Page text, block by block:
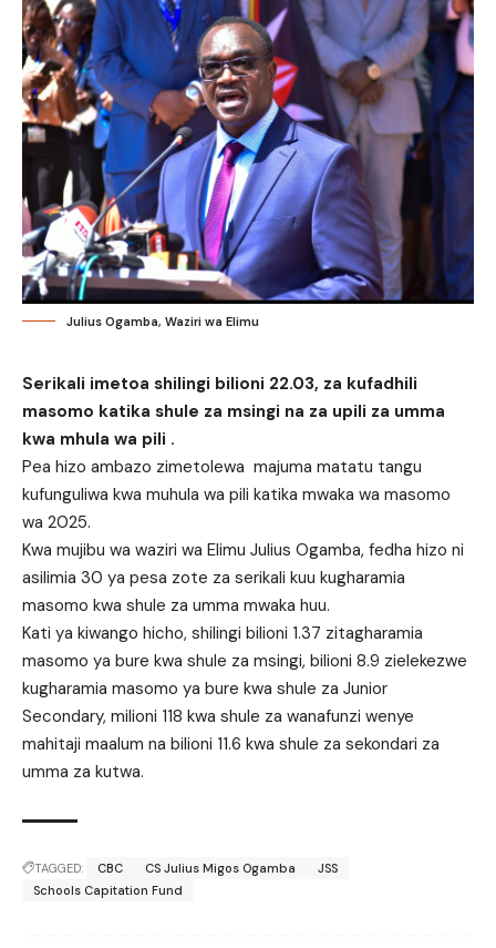
Julius Ogamba, Waziri wa Elimu
Serikali imetoa shilingi bilioni 22.03, za kufadhili
masomo katika shule za msingi na za upili za umma
kwa mhula wa pili .
Pea hizo ambazo zimetolewa majuma matatu tangu
kufunguliwa kwa muhula wa pili katika mwaka wa masomo
wa 2025.
Kwa mujibu wa waziri wa Elimu Julius Ogamba, fedha hizo ni
asilimia 30 ya pesa zote za serikali kuu kugharamia
masomo kwa shule za umma mwaka huu.
Kati ya kiwango hicho, shilingi bilioni 1.37 zitagharamia
masomo ya bure kwa shule za msingi, bilioni 8.9 zielekezwe
kugharamia masomo ya bure kwa shule za Junior
Secondary, milioni 118 kwa shule za wanafunzi wenye
mahitaji maalum na bilioni 11.6 kwa shule za sekondari za
umma za kutwa.
TAGGED: CBC CS Julius Migos Ogamba
JSS
Schools Capitation Fund